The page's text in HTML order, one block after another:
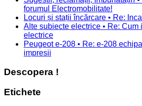
forumul Electromobilitate!
Locuri și stații încărcare • Re:
Alte subiecte electrice • Re:
electrice
Peugeot e-208 • Re: e-208
impresii
Descopera !
Etichete